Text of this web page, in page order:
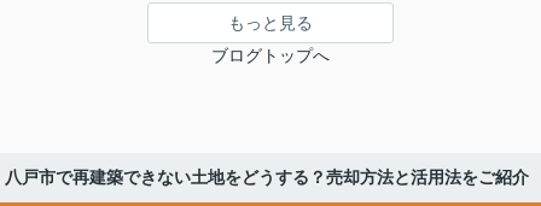
もっと見る
ブログトップへ
八戸市で再建築できない土地をどうする？売却方法と活用法をご紹介